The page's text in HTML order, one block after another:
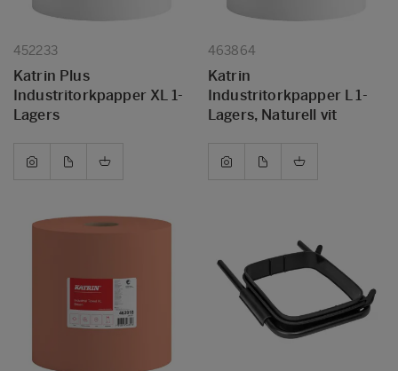
452233
Katrin Plus
Industritorkpapper XL 1-
Lagers
463864
Katrin
Industritorkpapper L 1-
Lagers, Naturell vit